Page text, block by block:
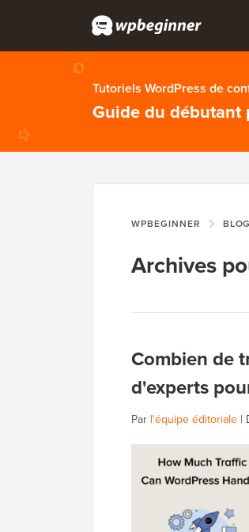
Tutoriels WordPress de
Guide du débutant
WPBEGINNER BLOG
Archives
Combien de
d'experts
Par l'équipe éditoriale |